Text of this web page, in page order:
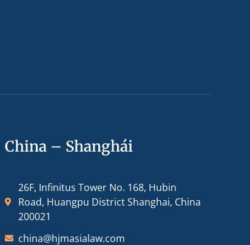
China – Shanghái
26F, Infinitus Tower No. 168, Hubin
Road, Huangpu District Shanghai, China
200021
china@hjmasialaw.com